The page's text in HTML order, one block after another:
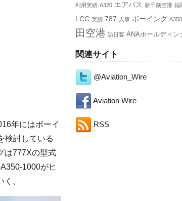
利用実績 A320 エアバス 新千歳空港 福
LCC 実績 787 人事 ボーイング
田空港 訪日客 ANAホールディン
関連サイト
@Aviation_Wire
Aviation Wire
RSS
年にはボーイ
検討している
は777Xの型式
1000がヒ
。